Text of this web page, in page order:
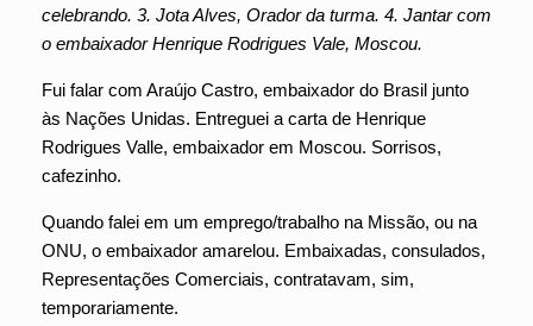
celebrando. 3. Jota Alves, Orador da turma. 4. Jantar com
o embaixador Henrique Rodrigues Vale, Moscou.
Fui falar com Araújo Castro, embaixador do Brasil junto
às Nações Unidas. Entreguei a carta de Henrique
Rodrigues Valle, embaixador em Moscou. Sorrisos,
cafezinho.
Quando falei em um emprego/trabalho na Missão, ou na
ONU, o embaixador amarelou. Embaixadas, consulados,
Representações Comerciais, contratavam, sim,
temporariamente.